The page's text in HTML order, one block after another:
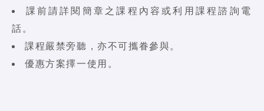
課前請詳閱簡章之課程內容或利用課程諮詢電
話。
課程嚴禁旁聽，亦不可攜眷參與。
優惠方案擇一使用。